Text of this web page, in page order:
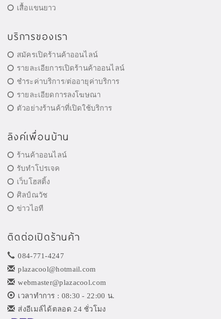
เสื้อแขนยาว
บริการของเรา
สมัครเปิดร้านค้าออนไลน์
รายละเอียการเปิดร้านค้าออนไลน์
ชำระค่าบริการ/ต่ออายุค่าบริการ
รายละเอียดการลงโฆษณา
ตัวอย่างร้านค้าที่เปิดใช้บริการ
ลิงค์เพื่อนบ้าน
ร้านค้าออนไลน์
รับทำโปรเจค
เว็บโฮสติ้ง
ศิลป์ณวัช
ข่าวไอที
ติดต่อเปิดร้านค้า
084-771-4247
plazacool@hotmail.com
webmaster@plazacool.com
เวลาทำการ : 08:30 - 22:00 น.
ส่งอีเมล์ได้ตลอด 24 ชั่วโมง